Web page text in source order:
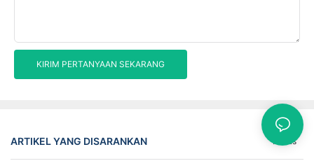
KIRIM PERTANYAAN SEKARANG
ARTIKEL YANG DISARANKAN Kasus